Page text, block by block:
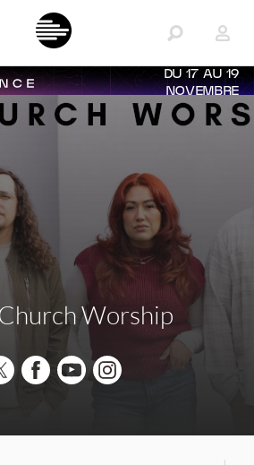
DU 17 AU 19
NOVEMBRE
Church Worship